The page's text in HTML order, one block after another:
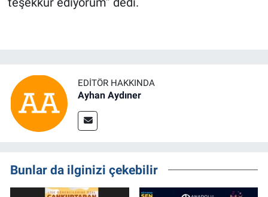
EDITÖR HAKKINDA
Ayhan Aydıner
Bunlar da ilginizi çekebilir